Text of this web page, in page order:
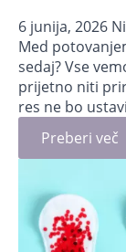
6 junija, 2026
Med
sedaj? Vse
prijetno niti
res ne bo
Preberi več